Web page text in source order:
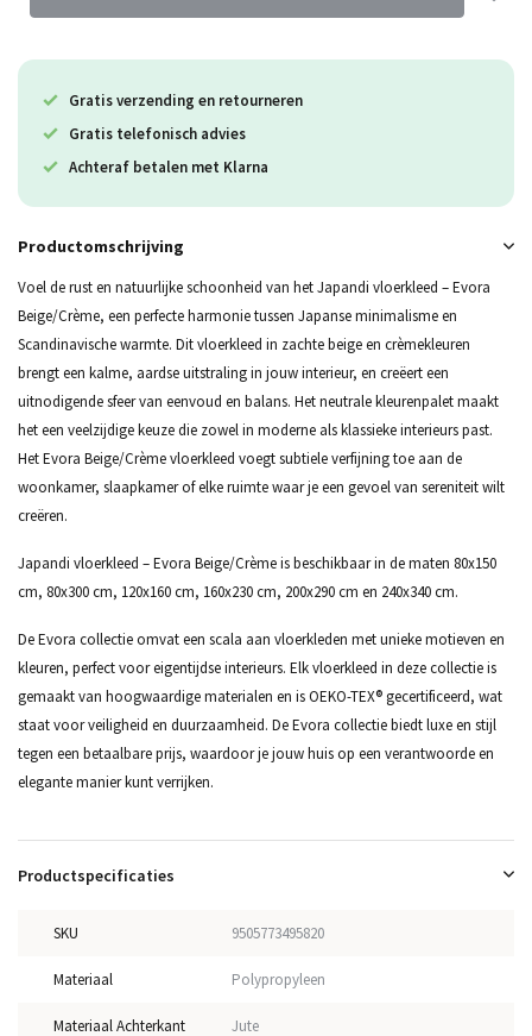
Uitverkocht
Gratis verzending en retourneren
Gratis telefonisch advies
Achteraf betalen met Klarna
Productomschrijving
Voel de rust en natuurlijke schoonheid van het Japandi vloerkleed – Evora
Beige/Crème, een perfecte harmonie tussen Japanse minimalisme en
Scandinavische warmte. Dit vloerkleed in zachte beige en crèmekleuren
brengt een kalme, aardse uitstraling in jouw interieur, en creëert een
uitnodigende sfeer van eenvoud en balans. Het neutrale kleurenpalet maakt
het een veelzijdige keuze die zowel in moderne als klassieke interieurs past.
Het Evora Beige/Crème vloerkleed voegt subtiele verfijning toe aan de
woonkamer, slaapkamer of elke ruimte waar je een gevoel van sereniteit wilt
creëren.
Japandi vloerkleed – Evora Beige/Crème is beschikbaar in de maten 80x150
cm, 80x300 cm, 120x160 cm, 160x230 cm, 200x290 cm en 240x340 cm.
De Evora collectie omvat een scala aan vloerkleden met unieke motieven en
kleuren, perfect voor eigentijdse interieurs. Elk vloerkleed in deze collectie is
gemaakt van hoogwaardige materialen en is OEKO-TEX® gecertificeerd, wat
staat voor veiligheid en duurzaamheid. De Evora collectie biedt luxe en stijl
tegen een betaalbare prijs, waardoor je jouw huis op een verantwoorde en
elegante manier kunt verrijken.
Productspecificaties
SKU 9505773495820
Materiaal Polypropyleen
Materiaal Achterkant Jute